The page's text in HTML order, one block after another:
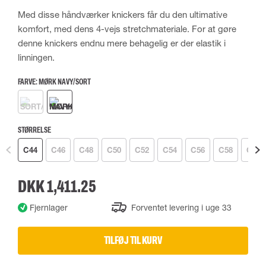
Med disse håndværker knickers får du den ultimative
komfort, med dens 4-vejs stretchmateriale. For at gøre
denne knickers endnu mere behagelig er der elastik i
linningen.
FARVE: MØRK NAVY/SORT
STØRRELSE
C44 C46 C48 C50 C52 C54 C56 C58 C60
DKK 1,411.25
Fjernlager Forventet levering i uge 33
TILFØJ TIL KURV